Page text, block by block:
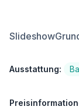
Slideshow
Ausstattung: